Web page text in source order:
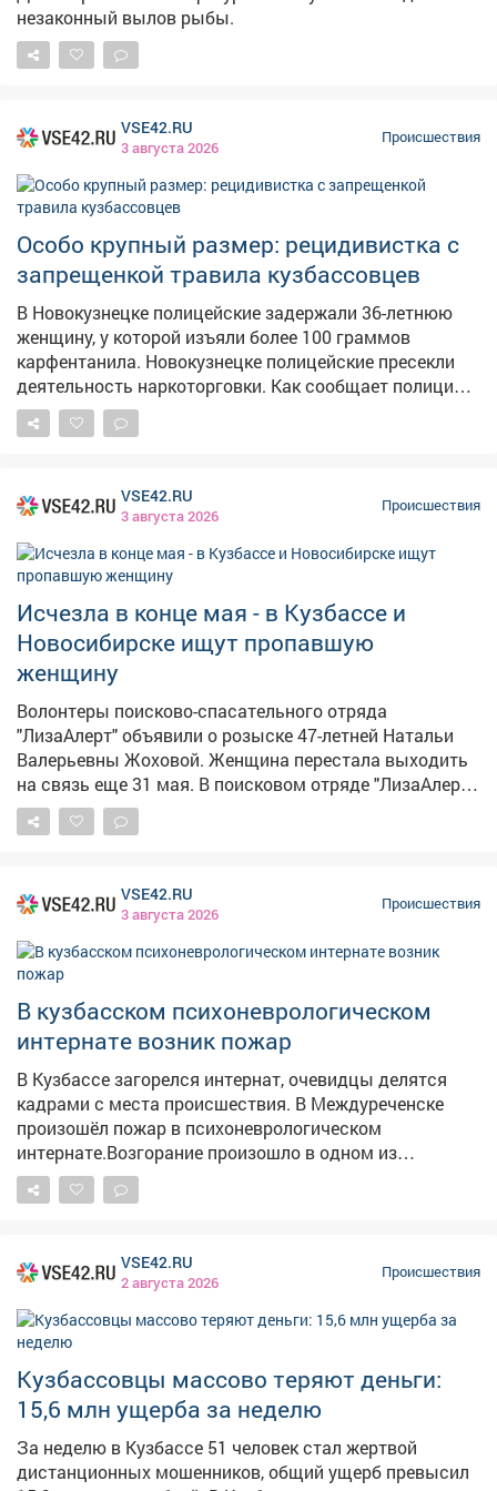
брату, 1,5 миллиона её малолетнему сыну. Также
расходы на погребение. Приговор пока не вступил в
силу.
незаконный вылов рыбы.
VSE42.RU
3 августа 2026
Происшествия
Особо крупный размер: рецидивистка с
запрещенкой травила кузбассовцев
В Новокузнецке полицейские задержали 36-летнюю
женщину, у которой изъяли более 100 граммов
карфентанила. Новокузнецке полицейские пресекли
деятельность наркоторговки. Как сообщает полиция
Кузбасса, сотрудники отдела по контролю за
оборотом наркотиков получили оперативную
местную жительницу, ранее уже судимую. По версии
следствия, при личном досмотре у неё изъяли
наркотик, а затем нашли ещё партию в
оборудованном тайнике. Экспертиза подтвердила: это
карфентанил общей массой более 100 граммов, что
квалифицируется как особо крупный размер.
Возбуждено уголовное дело, женщине грозит до 20 лет
лишения свободы.
VSE42.RU
3 августа 2026
Происшествия
Исчезла в конце мая - в Кузбассе и
Новосибирске ищут пропавшую
женщину
Волонтеры поисково-спасательного отряда
"ЛизаАлерт" объявили о розыске 47-летней Натальи
Валерьевны Жоховой. Женщина перестала выходить
на связь еще 31 мая. В поисковом отряде "ЛизаАлерт"
сообщили, что Наталья Валерьевна Жохова пропала
31 мая 2026 года. По предварительной информации,
женщины неизвестно. Приметы пропавшей: рост 170
сантиметров, среднее телосложение, русые волосы,
голубые глаза. Одежда: светло-бежевая ветровка с
капюшоном, черные брюки, серые полуботинки. Если
вы видели женщину, похожую по описанию, или
обладаете любой информацией о ее
местонахождении, сообщите об этом по телефонам 8
(800) 700 – 54 – 52 или 112.
VSE42.RU
3 августа 2026
Происшествия
В кузбасском психоневрологическом
интернате возник пожар
В Кузбассе загорелся интернат, очевидцы делятся
кадрами с места происшествия. В Междуреченске
произошёл пожар в психоневрологическом
интернате.Возгорание произошло в одном из
кабинетов, сообщают в соцсетях. В областном МЧС
рассказали сайту VSE42.Ru, что горело на втором
Постояльцев эвакуировали и здания, обошлось без
травм. Причины пожара устанавливаются.
VSE42.RU
2 августа 2026
Происшествия
Кузбассовцы массово теряют деньги:
15,6 млн ущерба за неделю
За неделю в Кузбассе 51 человек стал жертвой
дистанционных мошенников, общий ущерб превысил